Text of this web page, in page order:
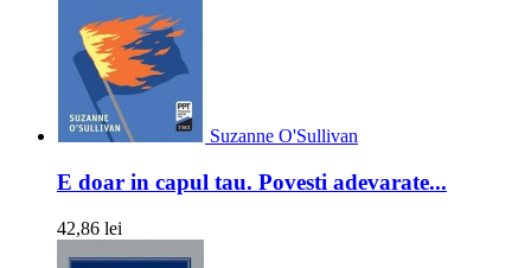
Suzanne O'Sullivan
E doar in capul tau. Povesti adevarate...
42,86 lei